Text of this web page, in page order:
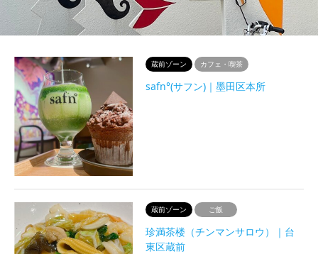
蔵前ゾーン カフェ・喫茶
safn°(サフン)｜墨田区本所
蔵前ゾーン ご飯
珍満茶楼（チンマンサロウ）｜台
東区蔵前